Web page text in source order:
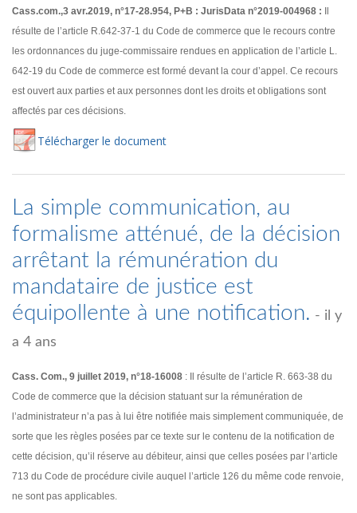
Cass.com.,3 avr.2019, n°17-28.954, P+B : JurisData n°2019-004968 :
résulte de l’article R.642-37-1 du Code de commerce que le recours contre
les ordonnances du juge-commissaire rendues en application de l’article L.
642-19 du Code de commerce est formé devant la cour d’appel. Ce recours
est ouvert aux parties et aux personnes dont les droits et obligations sont
affectés par ces décisions.
Télécharger le document
La simple communication, au
formalisme atténué, de la décision
arrêtant la rémunération du
mandataire de justice est
équipollente à une notification. - il y
a 4 ans
Cass. Com., 9 juillet 2019, n°18-16008 : Il résulte de l’article R. 663-38 du
Code de commerce que la décision statuant sur la rémunération de
l’administrateur n’a pas à lui être notifiée mais simplement communiquée, de
sorte que les règles posées par ce texte sur le contenu de la notification de
cette décision, qu’il réserve au débiteur, ainsi que celles posées par l’article
713 du Code de procédure civile auquel l’article 126 du même code renvoie,
ne sont pas applicables.